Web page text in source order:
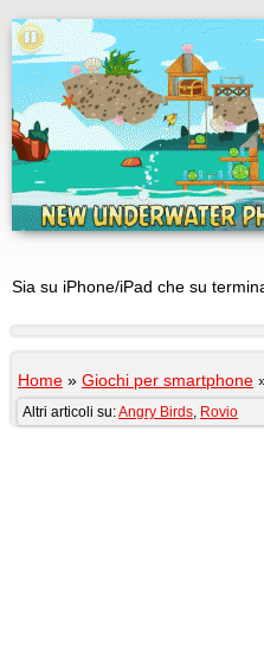
Sia su iPhone/iPad che su
Home » Giochi per smartphone
Altri articoli su:Angry Birds, Rovio